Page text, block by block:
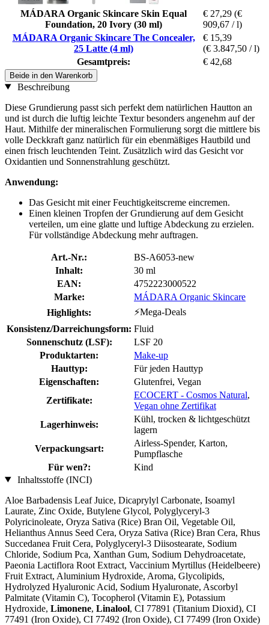
MÁDARA Organic Skincare Skin Equal
Foundation, 20 Ivory (30 ml)
€ 27,29 (€
909,67 / l)
MÁDARA Organic Skincare The Concealer,
25 Latte (4 ml)
€ 15,39
(€ 3.847,50 / l)
Gesamtpreis:
€ 42,68
Beide in den Warenkorb
Beschreibung
Diese Grundierung passt sich perfekt dem natürlichen Hautton an
und ist durch die luftig leichte Textur besonders angenehm auf der
Haut. Mithilfe der mineralischen Formulierung sorgt die mittlere bis
volle Deckkraft ganz natürlich für ein ebenmäßiges Hautbild und
einen frisch leuchtenden Teint. Zusätzlich wird das Gesicht vor
Oxidantien und Sonnenstrahlung geschützt.
Anwendung:
Das Gesicht mit einer Feuchtigkeitscreme eincremen.
Einen kleinen Tropfen der Grundierung auf dem Gesicht
verteilen, um eine glatte und luftige Abdeckung zu erzielen.
Für vollständige Abdeckung mehr auftragen.
Art.-Nr.:
BS-A6053-new
Inhalt:
30 ml
EAN:
4752223000522
Marke:
MÁDARA Organic Skincare
Highlights:
⚡Mega-Deals
Konsistenz/Darreichungsform: Fluid
Sonnenschutz (LSF):
LSF 20
Produktarten:
Make-up
Hauttyp:
Für jeden Hauttyp
Eigenschaften:
Glutenfrei, Vegan
Zertifikate:
ECOCERT - Cosmos Natural,
Vegan ohne Zertifikat
Lagerhinweis:
Kühl, trocken & lichtgeschützt
lagern
Verpackungsart:
Airless-Spender, Karton,
Pumpflasche
Für wen?:
Kind
Inhaltsstoffe (INCI)
Aloe Barbadensis Leaf Juice, Dicaprylyl Carbonate, Isoamyl
Laurate, Zinc Oxide, Butylene Glycol, Polyglyceryl-3
Polyricinoleate, Oryza Sativa (Rice) Bran Oil, Vegetable Oil,
Helianthus Annus Seed Cera, Oryza Sativa (Rice) Bran Cera, Rhus
Succedanea Fruit Cera, Polyglyceryl-3 Diisostearate, Sodium
Chloride, Sodium Pca, Xanthan Gum, Sodium Dehydroacetate,
Paeonia Lactiflora Root Extract, Vaccinium Myrtillus (Heidelbeere)
Fruit Extract, Aluminium Hydroxide, Aroma, Glycolipids,
Hydrolyzed Hyaluronic Acid, Sodium Hyaluronate, Ascorbyl
Palmitate (Vitamin C), Tocopherol (Vitamin E), Potassium
Hydroxide, Limonene, Linalool, CI 77891 (Titanium Dioxid), CI
77491 (Iron Oxide), CI 77492 (Iron Oxide), CI 77499 (Iron Oxide)